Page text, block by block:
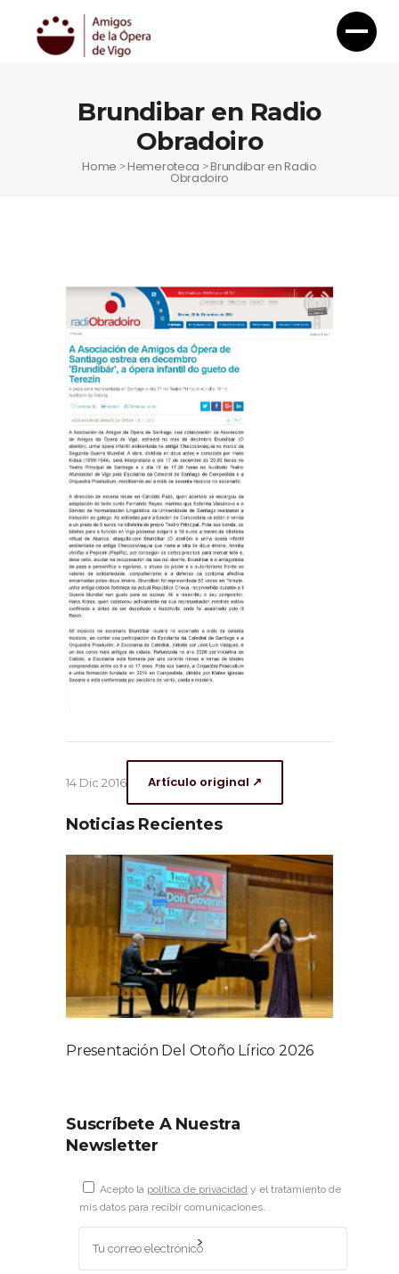
Brundibar en Radio
Obradoiro
Home >Hemeroteca >Brundibar en Radio
Obradoiro
14 Dic 2016 Artículo original ↗
Noticias Recientes
Presentación Del Otoño Lírico 2026
Suscríbete A Nuestra
Newsletter
Acepto la política de privacidad y el tratamiento de
mis datos para recibir comunicaciones.